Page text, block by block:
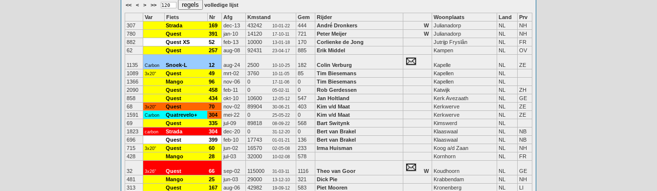
<< < > >> volledige lijst
Var Fiets Nr Afg Kmstand Gem Rijder Woonplaats Land
Prv
307
Strada 169 dec-13 43242 10-01-22 444 André Dronkers W Julianadorp NL
NH
780
Quest 391 jan-10 14120 17-10-11 721 Peter Meijer W Julianadorp NL
NH
882
Quest XS 52 feb-13 10000 13-01-18 170 Corlienke de Jong Jutrijp Fryslân NL
FR
62
Quest 257 aug-08 92431 23-04-17 885 Erik Middel Kampen NL OV
1135 Carbon Snoek-L 12 aug-24 2500 10-10-25 182 Colin Verburg Kapelle NL
ZE
1089
3x20" Quest 49 mrt-02 3760 10-11-05 85 Tim Biesemans Kapellen
NL
1366
Mango 96 nov-06 0 17-11-06 0 Tim Biesemans Kapellen
NL
2090
Quest 458 feb-11 0 05-02-11 0 Rob Gerdessen Katwijk NL
ZH
858
Quest 434 okt-10 10600 12-05-12 547 Jan Holtland Kerk Avezaath NL
GE
68
3x20" Quest 70 nov-02 89904 30-06-21 403 Kim v/d Maat Kerkwerve NL
ZE
1591
Carbon Quatrevelo+ 304 mei-22 0 25-05-22 0 Kim v/d Maat Kerkwerve NL
ZE
69
Quest 335 jul-09 89818 08-09-22 568 Bart Switynk Kimswerd
NL
1823
carbon Strada 304 dec-20 0 31-12-20 0 Bert van Brakel Klaaswaal NL
NB
696
Quest 399 feb-10 17743 01-01-21 136 Bert van Brakel Klaaswaal NL
NB
715
3x20" Quest 60 jun-02 16570 02-05-08 233 Irma Huisman Koog a/d Zaan NL
NH
428
Mango 28 jul-03 32000 10-02-08 578 Kornhorn NL FR
32 3x26" Quest 66 sep-02 115000 31-03-11 1116 Theo van Goor W Koudhoorn NL
GE
481
Mango 25 jun-03 29000 13-12-10 321 Dick Pie Krabbendam NL
NH
313
Quest 167 aug-06 42982 19-09-12 583 Piet Mooren Kronenberg NL
LI